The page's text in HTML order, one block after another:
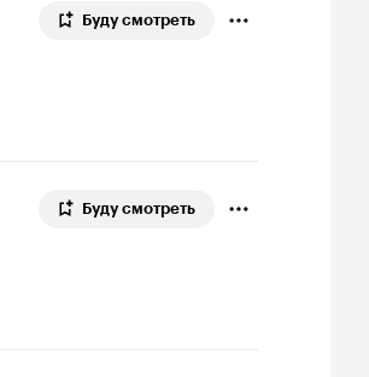
Буду смотреть
Буду смотреть